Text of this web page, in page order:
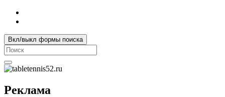
Вкл/выкл формы поиска
Search
for:
Реклама